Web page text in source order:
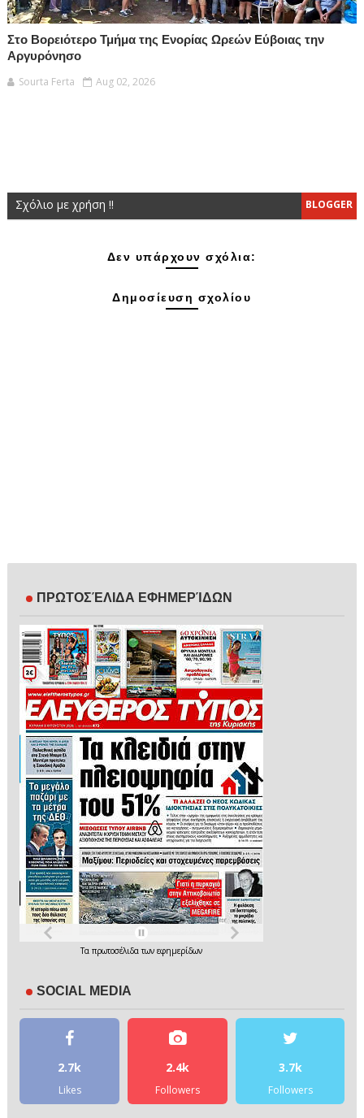
Στο Βορειότερο Τμήμα της Ενορίας Ωρεών Εύβοιας την
Αργυρόνησο
Sourta Ferta
Aug 02, 2026
BLOGGER
Σχόλιο με χρήση !!
Δεν υπάρχουν σχόλια:
Δημοσίευση σχολίου
ΠΡΩΤΟΣΈΛΙΔΑ ΕΦΗΜΕΡΊΔΩΝ
Τα πρωτοσέλιδατων εφημερίδων
SOCIAL MEDIA
2.7k
Likes
2.4k
Followers
3.7k
Followers